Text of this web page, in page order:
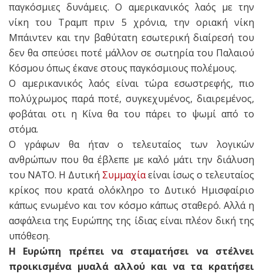
παγκόσμιες δυνάμεις. Ο αμερικανικός λαός με την
νίκη του Τραμπ πριν 5 χρόνια, την οριακή νίκη
Μπάιντεν και την βαθύτατη εσωτερική διαίρεσή του
δεν θα σπεύσει ποτέ μάλλον σε σωτηρία του Παλαιού
Κόσμου όπως έκανε στους παγκόσμιους πολέμους.
Ο αμερικανικός λαός είναι τώρα εσωστρεφής, πιο
πολύχρωμος παρά ποτέ, συγκεχυμένος, διαιρεμένος,
φοβάται οτι η Κίνα θα του πάρει το ψωμί από το
στόμα.
Ο γράφων θα ήταν ο τελευταίος των λογικών
ανθρώπων που θα έβλεπε με καλό μάτι την διάλυση
του ΝΑΤΟ. Η Δυτική Συμμαχίαείναι ίσως ο τελευταίος
κρίκος που κρατά ολόκληρο το Δυτικό Ημισφαίριο
κάπως ενωμένο και τον κόσμο κάπως σταθερό. Αλλά η
ασφάλεια της Ευρώπης της ίδιας είναι πλέον δική της
υπόθεση.
Η Ευρώπη πρέπει να σταματήσει να στέλνει
προικισμένα μυαλά αλλού και να τα κρατήσει